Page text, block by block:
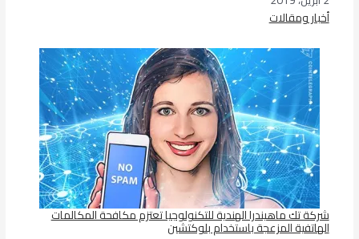
في ما يتعلق بما يأتي
أخبار ومقالات
شركة تك ماهيندرا الهندية للتكنولوجيا تعتزم مكافحة المكالمات
الهاتفية المزعجة باستخدام بلوكتشين